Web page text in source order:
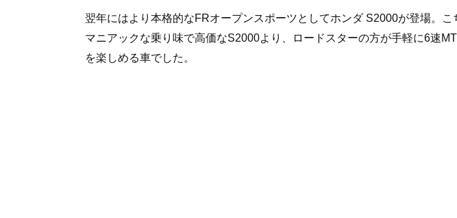
翌年にはより本格的なFRオープンスポーツとしてホンダ S2000が登場。こ
マニアックな乗り味で高価なS2000より、ロードスターの方が手軽に6速
を楽しめる車でした。